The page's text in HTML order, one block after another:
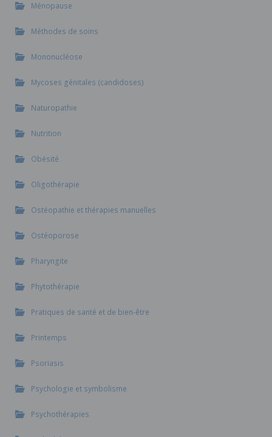
Ménopause
Méthodes de soins
Mononucléose
Mycoses génitales (candidoses)
Naturopathie
Nutrition
Obésité
Oligothérapie
Ostéopathie et thérapies manuelles
Ostéoporose
Pharyngite
Phytothérapie
Pratiques de santé et de bien-être
Printemps
Psoriasis
Psychologie et symbolisme
Psychothérapies